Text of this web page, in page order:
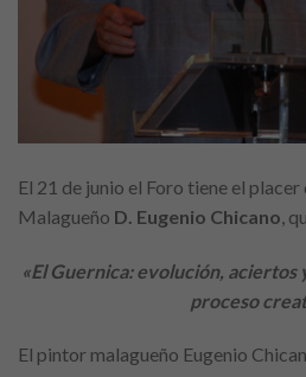
El 21 de junio el Foro tiene el
Malagueño D. Eugenio Chicano,
«El Guernica: evolución,
proceso
El pintor malagueño Eugenio